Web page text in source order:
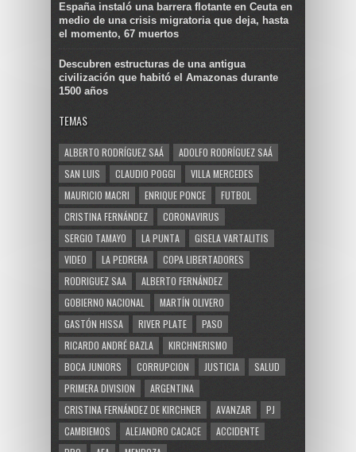
España instaló una barrera flotante en Ceuta en
medio de una crisis migratoria que deja, hasta
el momento, 67 muertos
Descubren estructuras de una antigua
civilización que habitó el Amazonas durante
1500 años
TEMAS
ALBERTO RODRÍGUEZ SAÁ
ADOLFO RODRÍGUEZ SAÁ
SAN LUIS
CLAUDIO POGGI
VILLA MERCEDES
MAURICIO MACRI
ENRIQUE PONCE
FUTBOL
CRISTINA FERNÁNDEZ
CORONAVIRUS
SERGIO TAMAYO
LA PUNTA
GISELA VARTALITIS
VIDEO
LA PEDRERA
COPA LIBERTADORES
RODRIGUEZ SAA
ALBERTO FERNÁNDEZ
GOBIERNO NACIONAL
MARTÍN OLIVERO
GASTÓN HISSA
RIVER PLATE
PASO
RICARDO ANDRÉ BAZLA
KIRCHNERISMO
BOCA JUNIORS
CORRUPCION JUSTICIA
SALUD
PRIMERA DIVISION
ARGENTINA
CRISTINA FERNÁNDEZ DE KIRCHNER
AVANZAR
PJ
CAMBIEMOS
ALEJANDRO CACACE
ACCIDENTE